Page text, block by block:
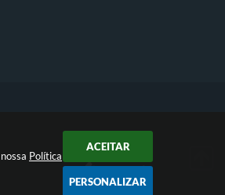
Política
ACEITAR
PERSONALIZAR